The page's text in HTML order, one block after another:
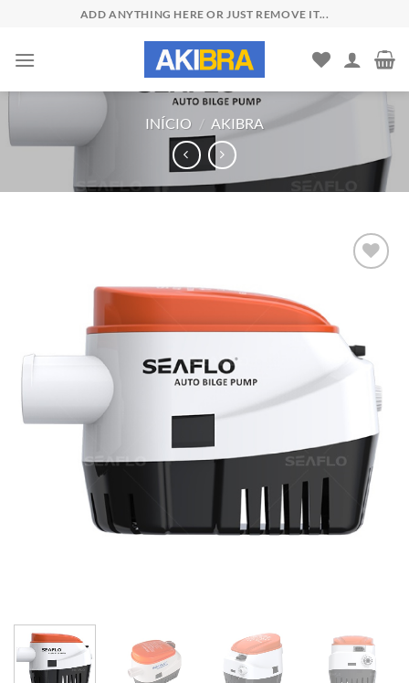
content
ADD ANYTHING HERE OR JUST REMOVE IT...
INÍCIO / AKIBRA